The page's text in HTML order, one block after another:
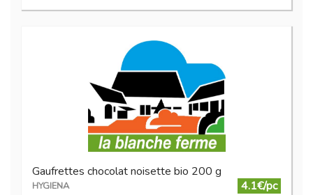
Gaufrettes chocolat noisette bio 200 g
HYGIENA
4.1€/pc